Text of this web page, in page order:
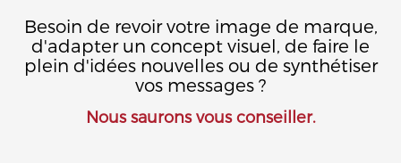
Besoin de revoir votre image de marque,
d'adapter un concept visuel, de faire le
plein d'idées nouvelles ou de synthétiser
vos messages ?
Nous saurons vous conseiller.